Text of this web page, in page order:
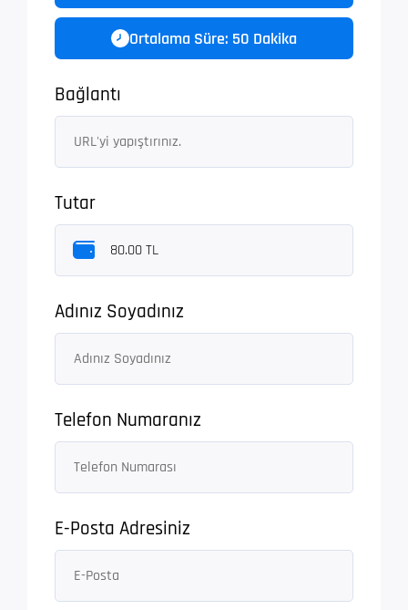
Ortalama Süre: 50 Dakika
Bağlantı
Tutar
Adınız Soyadınız
Telefon Numaranız
E-Posta Adresiniz